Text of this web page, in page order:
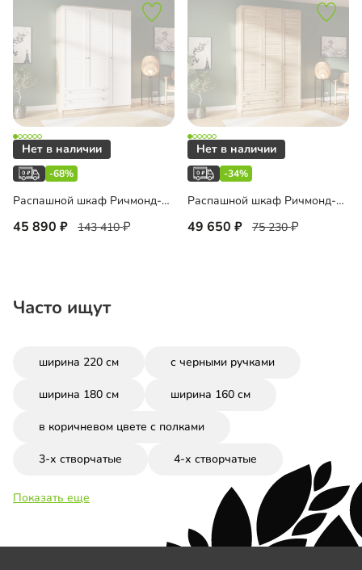
-68%
Распашной шкаф Ричмонд-3-150-210
45 890 143 410
-34%
Распашной шкаф Ричмонд-3-150-240
49 650 75 230
Часто ищут
ширина 220 см с черными ручками
ширина 180 см ширина 160 см
в коричневом цвете с полками
3-х створчатые 4-х створчатые
Показать еще